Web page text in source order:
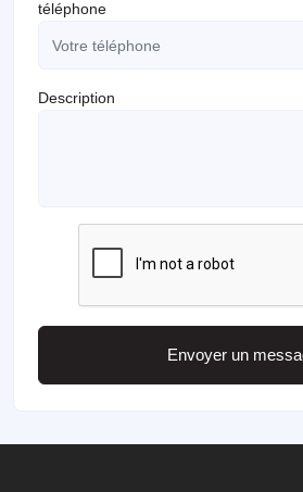
téléphone
Description
Envoyer un